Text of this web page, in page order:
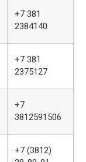
+7 381
2384140
+7 381
2375127
+7
3812591506
+7 (3812)